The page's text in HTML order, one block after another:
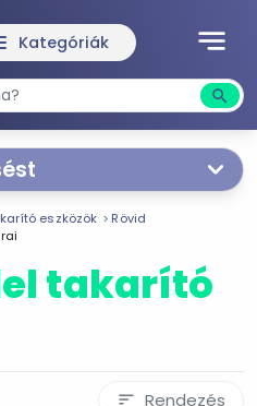
notes
Kategóriák
search
Te magad!
eszközök
Rövid
takarító
sort Rendezés